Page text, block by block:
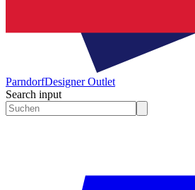
ParndorfDesigner Outlet
Search input